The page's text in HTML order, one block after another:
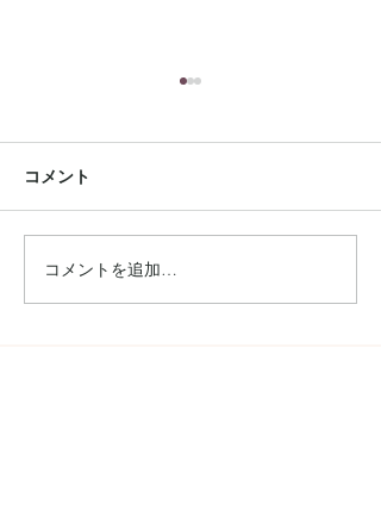
雑誌【GISELe】8月号に
掲載されました
コメント
コメントを追加…